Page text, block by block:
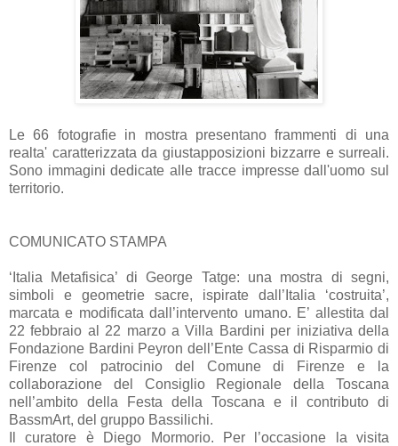
Le 66 fotografie in mostra presentano frammenti di una
realta' caratterizzata da giustapposizioni bizzarre e surreali.
Sono immagini dedicate alle tracce impresse dall'uomo sul
territorio.
COMUNICATO STAMPA
‘Italia Metafisica’ di George Tatge: una mostra di segni,
simboli e geometrie sacre, ispirate dall’Italia ‘costruita’,
marcata e modificata dall’intervento umano. E’ allestita dal
22 febbraio al 22 marzo a Villa Bardini per iniziativa della
Fondazione Bardini Peyron dell’Ente Cassa di Risparmio di
Firenze col patrocinio del Comune di Firenze e la
collaborazione del Consiglio Regionale della Toscana
nell’ambito della Festa della Toscana e il contributo di
BassmArt, del gruppo Bassilichi.
Il curatore è Diego Mormorio. Per l’occasione la visita